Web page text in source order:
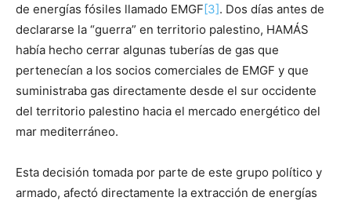
de energías fósiles llamado EMGF[3]. Dos días antes de
declararse la “guerra” en territorio palestino, HAMÁS
había hecho cerrar algunas tuberías de gas que
pertenecían a los socios comerciales de EMGF y que
suministraba gas directamente desde el sur occidente
del territorio palestino hacia el mercado energético del
mar mediterráneo.
Esta decisión tomada por parte de este grupo político y
armado, afectó directamente la extracción de energías